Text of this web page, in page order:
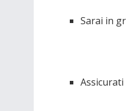
Sarai in